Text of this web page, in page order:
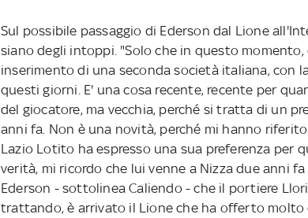
Sul possibile passaggio di Ederson dal Lione
siano degli intoppi. "Solo che in questo momento,
inserimento di una seconda società italiana, con
questi giorni. E' una cosa recente, recente per
del giocatore, ma vecchia, perché si tratta di un
anni fa. Non è una novità, perché mi hanno
Lazio Lotito ha espresso una sua preferenza per
verità, mi ricordo che lui venne a Nizza due anni
Ederson - sottolinea Caliendo - che il portiere
trattando, è arrivato il Lione che ha offerto molto